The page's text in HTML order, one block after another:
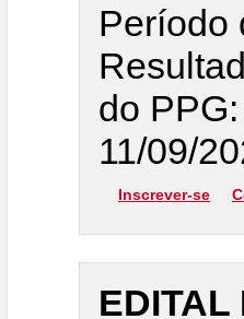
Período
do
11/09/
Inscrever-se
EDITAL